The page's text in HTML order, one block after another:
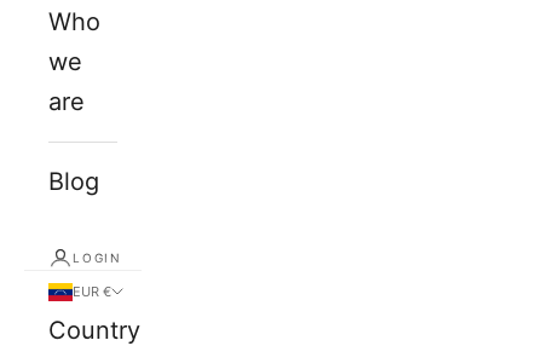
Who
we
are
Blog
LOGIN
EUR €
Country